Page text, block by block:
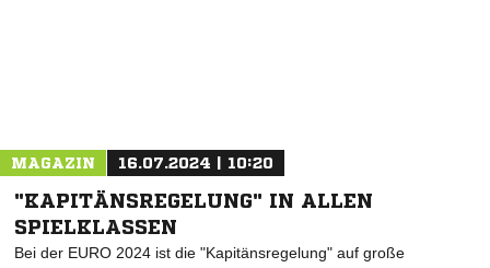
MAGAZIN 16.07.2024 | 10:20
"KAPITÄNSREGELUNG" IN ALLEN
SPIELKLASSEN
Bei der EURO 2024 ist die "Kapitänsregelung" auf große